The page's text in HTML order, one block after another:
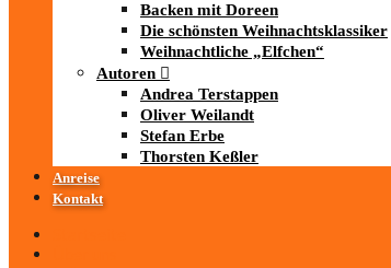
Backen mit Doreen
Die schönsten Weihnachtsklassiker
Weihnachtliche „Elfchen“
Autoren
Andrea Terstappen
Oliver Weilandt
Stefan Erbe
Thorsten Keßler
Anreise
Kontakt